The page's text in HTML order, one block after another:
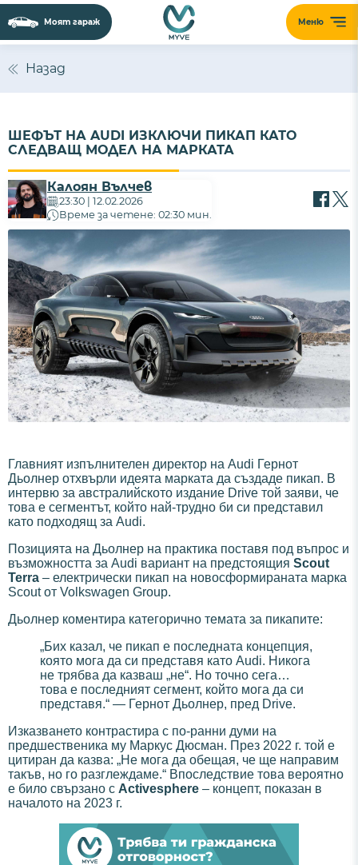
Меню
Моят гараж
Назад
ШЕФЪТ НА AUDI ИЗКЛЮЧИ ПИКАП КАТО
СЛЕДВАЩ МОДЕЛ НА МАРКАТА
Калоян Вълчев
23:30 | 12.02.2026
Време за четене: 02:30 мин.
Главният изпълнителен директор на Audi Гернот
Дьолнер отхвърли идеята марката да създаде пикап. В
интервю за австралийското издание Drive той заяви, че
това е сегментът, който най-трудно би си представил
като подходящ за Audi.
Позицията на Дьолнер на практика поставя под въпрос и
възможността за Audi вариант на предстоящия Scout
Terra – електрически пикап на новосформираната марка
Scout от Volkswagen Group.
Дьолнер коментира категорично темата за пикапите:
„Бих казал, че пикап е последната концепция,
която мога да си представя като Audi. Никога
не трябва да казваш „не“. Но точно сега…
това е последният сегмент, който мога да си
представя.“ — Гернот Дьолнер, пред Drive.
Изказването контрастира с по-ранни думи на
предшественика му Маркус Дюсман. През 2022 г. той е
цитиран да казва: „Не мога да обещая, че ще направим
такъв, но го разглеждаме.“ Впоследствие това вероятно
е било свързано с Activesphere – концепт, показан в
началото на 2023 г.